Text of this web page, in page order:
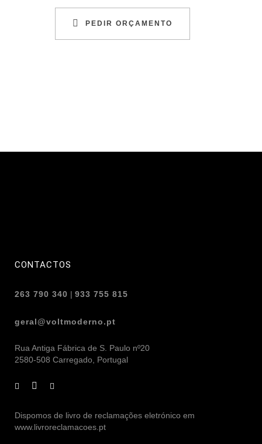
PEDIR ORÇAMENTO
CONTACTOS
263 790 340 | 933 755 815
geral@voltmoderno.pt
Rua Antiga Fábrica de S. Paulo nº20
2580-508 Carregado, Portugal
Dispomos de livro de reclamações eletrónico em
www.livroreclamacoes.pt